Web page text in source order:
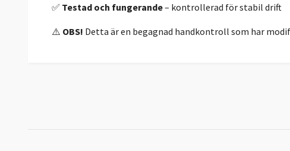
✅ Testad och fungerande– kontrollerad för stabil drift
⚠️ OBS! Detta är en begagnad handkontroll som har